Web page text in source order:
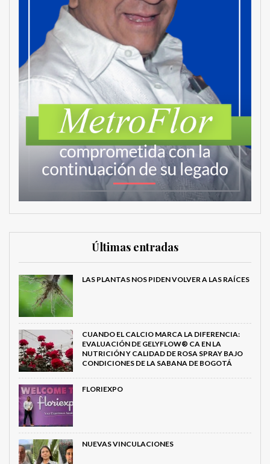
Últimas entradas
LAS PLANTAS NOS PIDEN VOLVER A LAS RAÍCES
CUANDO EL CALCIO MARCA LA DIFERENCIA:
EVALUACIÓN DE GELYFLOW® CA EN LA
NUTRICIÓN Y CALIDAD DE ROSA SPRAY BAJO
CONDICIONES DE LA SABANA DE BOGOTÁ
FLORIEXPO
NUEVAS VINCULACIONES